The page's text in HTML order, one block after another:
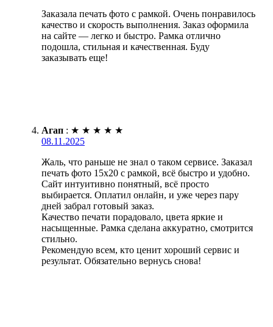
Заказала печать фото с рамкой. Очень понравилось
качество и скорость выполнения. Заказ оформила
на сайте — легко и быстро. Рамка отлично
подошла, стильная и качественная. Буду
заказывать еще!
Агап : ★ ★ ★ ★ ★
08.11.2025
Жаль, что раньше не знал о таком сервисе. Заказал
печать фото 15х20 с рамкой, всё быстро и удобно.
Сайт интуитивно понятный, всё просто
выбирается. Оплатил онлайн, и уже через пару
дней забрал готовый заказ.
Качество печати порадовало, цвета яркие и
насыщенные. Рамка сделана аккуратно, смотрится
стильно.
Рекомендую всем, кто ценит хороший сервис и
результат. Обязательно вернусь снова!